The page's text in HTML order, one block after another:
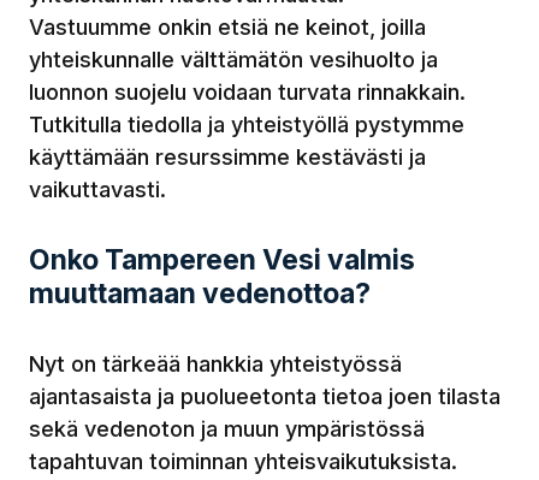
Vastuumme onkin etsiä ne keinot, joilla
yhteiskunnalle välttämätön vesihuolto ja
luonnon suojelu voidaan turvata rinnakkain.
Tutkitulla tiedolla ja yhteistyöllä pystymme
käyttämään resurssimme kestävästi ja
vaikuttavasti.
Onko Tampereen Vesi valmis
muuttamaan vedenottoa?
Nyt on tärkeää hankkia yhteistyössä
ajantasaista ja puolueetonta tietoa joen tilasta
sekä vedenoton ja muun ympäristössä
tapahtuvan toiminnan yhteisvaikutuksista.